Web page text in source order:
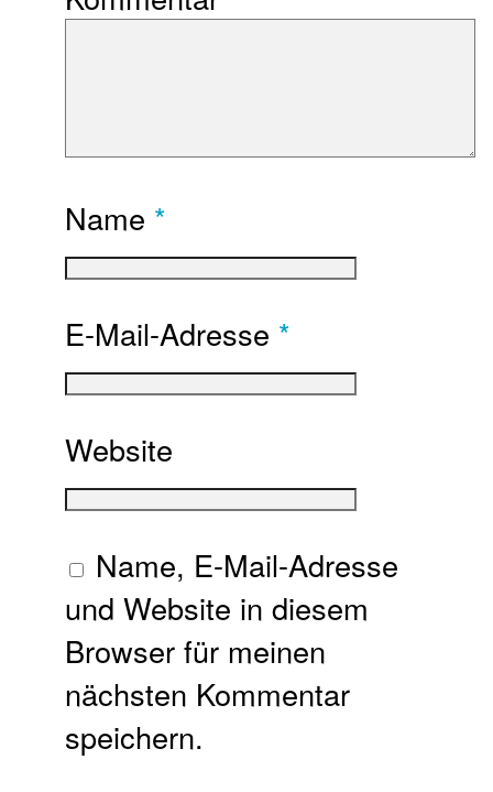
Name *
E-Mail-Adresse *
Website
Name, E-Mail-Adresse
und Website in diesem
Browser für meinen
nächsten Kommentar
speichern.